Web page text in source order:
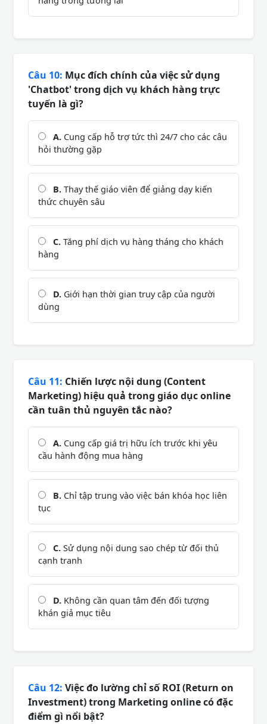
Câu 10: Mục đích chính của việc sử dụng
'Chatbot' trong dịch vụ khách hàng trực
tuyến là gì?
A. Cung cấp hỗ trợ tức thì 24/7 cho các câu
hỏi thường gặp
B. Thay thế giáo viên để giảng dạy kiến
thức chuyên sâu
C. Tăng phí dịch vụ hàng tháng cho khách
hàng
D. Giới hạn thời gian truy cập của người
dùng
Câu 11: Chiến lược nội dung (Content
Marketing) hiệu quả trong giáo dục online
cần tuân thủ nguyên tắc nào?
A. Cung cấp giá trị hữu ích trước khi yêu
cầu hành động mua hàng
B. Chỉ tập trung vào việc bán khóa học liên
tục
C. Sử dụng nội dung sao chép từ đối thủ
cạnh tranh
D. Không cần quan tâm đến đối tượng
khán giả mục tiêu
Câu 12: Việc đo lường chỉ số ROI (Return on
Investment) trong Marketing online có đặc
điểm gì nổi bật?